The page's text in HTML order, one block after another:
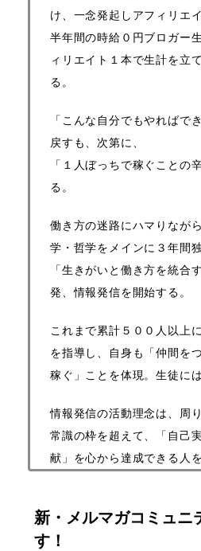
け、一念発起しアフィリエ
半年間の時給０円ブロガー
ィリエイト１本で生計を立
る。
「こんな自分でもやればで
戻すも、次第に、
「１人ぼっちで稼ぐことの
る。
働き方の迷路にハマりなが
学・哲学をメインに３年間
「生きがいと働き方を統合
発、情報発信を開始する。
これまで累計５００人以上
を指導し、自身も「仲間を
稼ぐ」ことを体現。生徒に
情報発信の活動理念は、周
常識の枠を超えて、
「自己
献」を心から達成できる人
新・メルマガコミュニ
す！